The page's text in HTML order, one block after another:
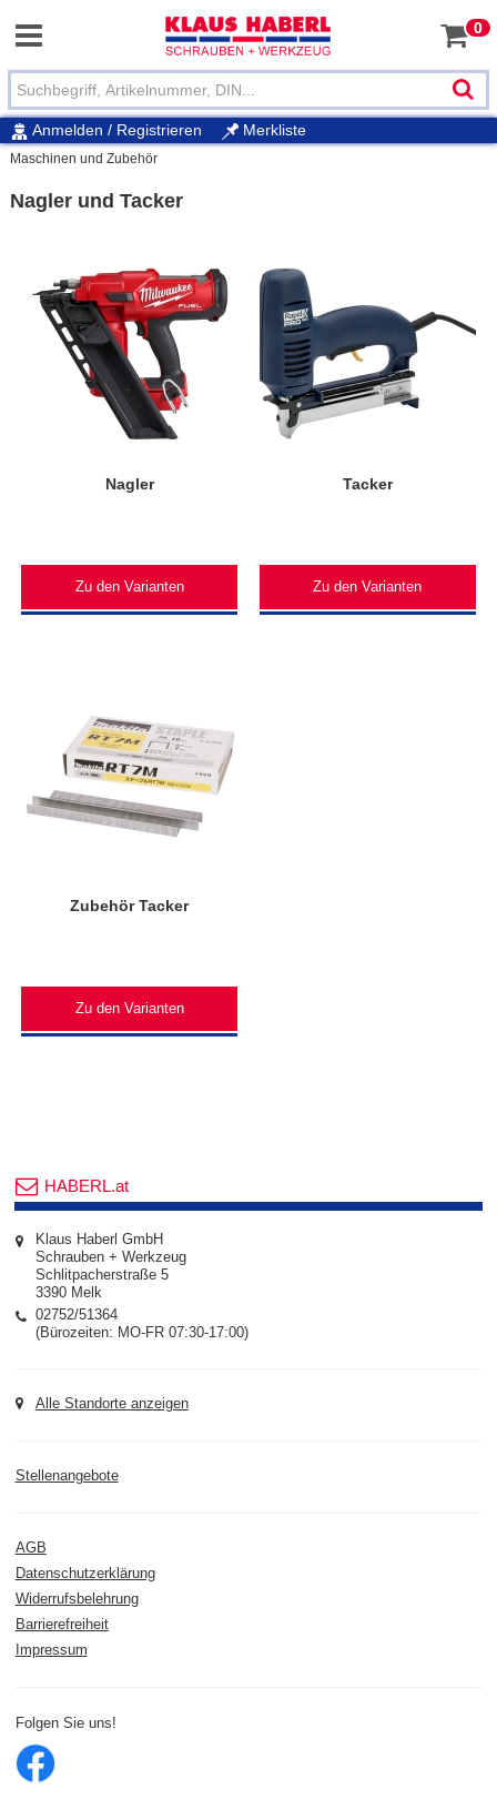
0
Anmelden / Registrieren Merkliste
Maschinen und Zubehör
Nagler und Tacker
Nagler
Zu den Varianten
Tacker
Zu den Varianten
Zubehör Tacker
Zu den Varianten
HABERL.at
Klaus Haberl GmbH
Schrauben + Werkzeug
Schlitpacherstraße 5
3390 Melk
02752/51364
(Bürozeiten: MO-FR 07:30-17:00)
Alle Standorte anzeigen
Stellenangebote
AGB
Datenschutzerklärung
Widerrufsbelehrung
Barrierefreiheit
Impressum
Folgen Sie uns!